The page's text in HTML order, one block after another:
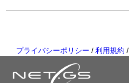
プライバシーポリシー / 利用規約 /